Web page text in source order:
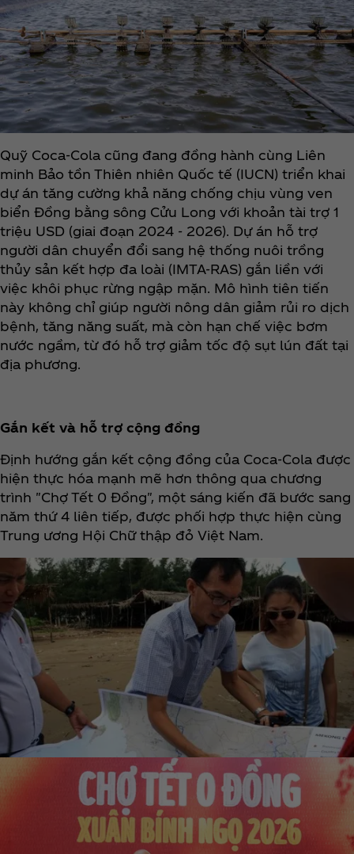
Quỹ Coca‑Cola cũng đang đồng hành cùng Liên
minh Bảo tồn Thiên nhiên Quốc tế (IUCN) triển khai
dự án tăng cường khả năng chống chịu vùng ven
biển Đồng bằng sông Cửu Long với khoản tài trợ 1
triệu USD (giai đoạn 2024 - 2026). Dự án hỗ trợ
người dân chuyển đổi sang hệ thống nuôi trồng
thủy sản kết hợp đa loài (IMTA-RAS) gắn liền với
việc khôi phục rừng ngập mặn. Mô hình tiên tiến
này không chỉ giúp người nông dân giảm rủi ro dịch
bệnh, tăng năng suất, mà còn hạn chế việc bơm
nước ngầm, từ đó hỗ trợ giảm tốc độ sụt lún đất tại
địa phương.
Gắn kết và hỗ trợ cộng đồng
Định hướng gắn kết cộng đồng của Coca‑Cola được
hiện thực hóa mạnh mẽ hơn thông qua chương
trình "Chợ Tết 0 Đồng", một sáng kiến đã bước sang
năm thứ 4 liên tiếp, được phối hợp thực hiện cùng
Trung ương Hội Chữ thập đỏ Việt Nam.